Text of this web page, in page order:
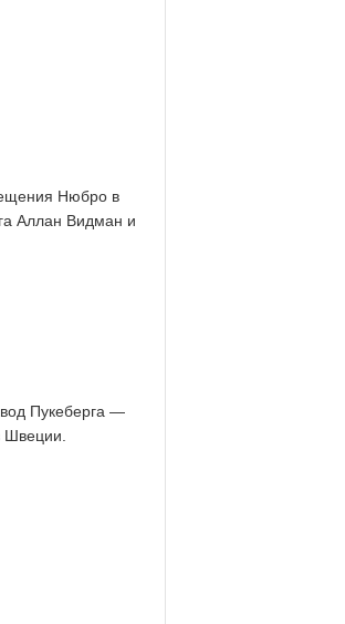
Нюбро в
Аллан Видман и
Пукеберга —
Швеции.